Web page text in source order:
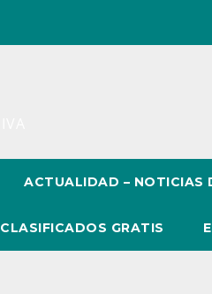
ACTUALIDAD – NOTICIAS
CLASIFICADOS GRATIS